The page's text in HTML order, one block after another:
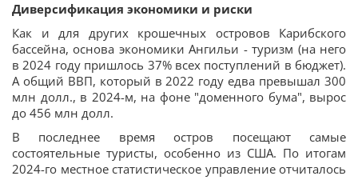
Диверсификация экономики и риски
Как и для других крошечных островов Карибского
бассейна, основа экономики Ангильи - туризм (на него
в 2024 году пришлось 37% всех поступлений в бюджет).
А общий ВВП, который в 2022 году едва превышал 300
млн долл., в 2024-м, на фоне "доменного бума", вырос
до 456 млн долл.
В последнее время остров посещают самые
состоятельные туристы, особенно из США. По итогам
2024-го местное статистическое управление отчиталось